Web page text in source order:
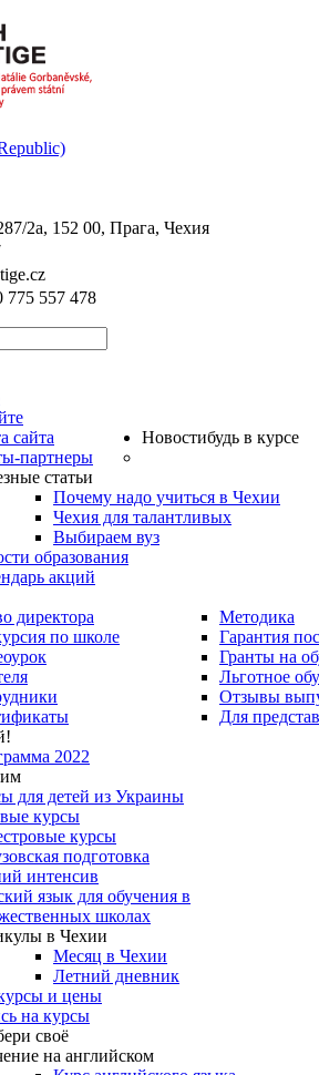
2a, 152 00, Прага, Чехия
775 557 478
сайта
партнеры
Новостибудь в курсе
статьи
Почему надо учиться в Чехии
Чехия для талантливых
Выбираем вуз
образования
акций
директора
по школе
Методика
Гарантия
Гранты на
Льготное
Отзывы
Для
2022
для детей из Украины
курсы
курсы
подготовка
интенсив
язык для обучения в
школах
в Чехии
Месяц в Чехии
Летний дневник
и цены
на курсы
своё
на английском